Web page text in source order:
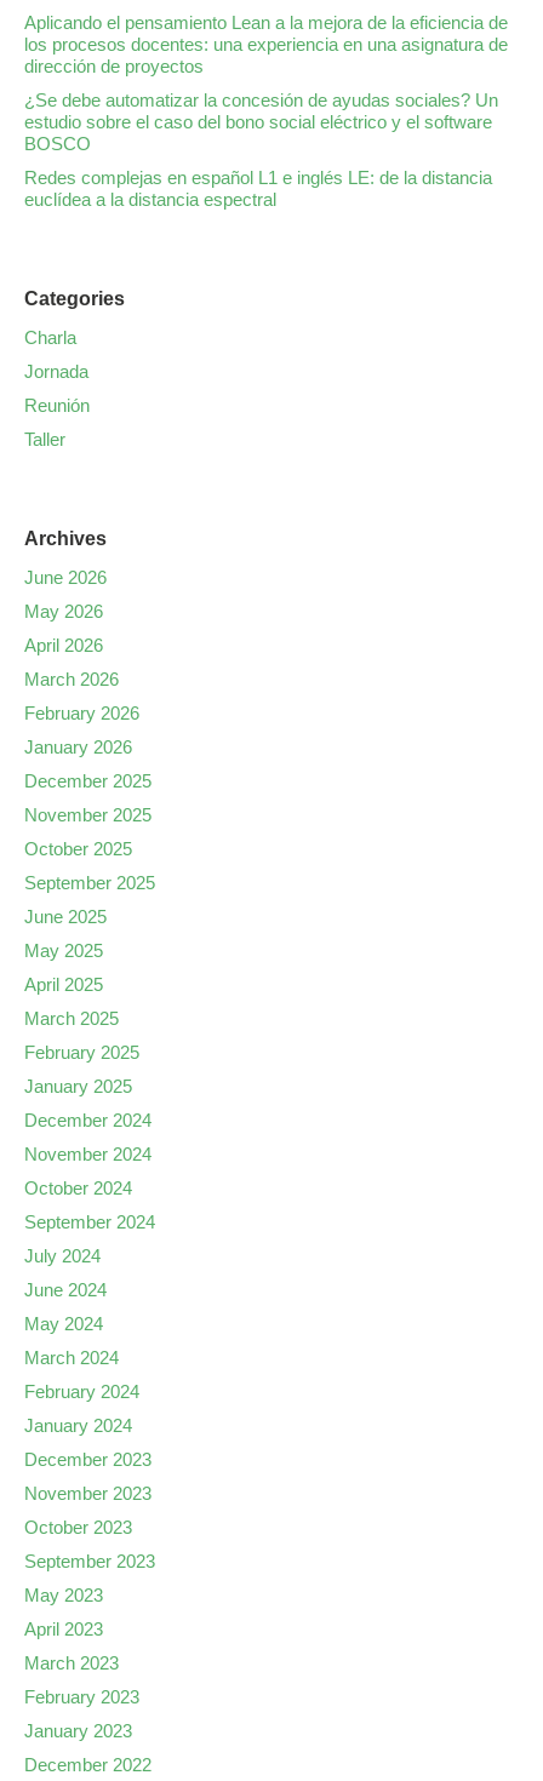
Aplicando el pensamiento Lean a la mejora de la eficiencia de
los procesos docentes: una experiencia en una asignatura de
dirección de proyectos
¿Se debe automatizar la concesión de ayudas sociales? Un
estudio sobre el caso del bono social eléctrico y el software
BOSCO
Redes complejas en español L1 e inglés LE: de la distancia
euclídea a la distancia espectral
Categories
Charla
Jornada
Reunión
Taller
Archives
June 2026
May 2026
April 2026
March 2026
February 2026
January 2026
December 2025
November 2025
October 2025
September 2025
June 2025
May 2025
April 2025
March 2025
February 2025
January 2025
December 2024
November 2024
October 2024
September 2024
July 2024
June 2024
May 2024
March 2024
February 2024
January 2024
December 2023
November 2023
October 2023
September 2023
May 2023
April 2023
March 2023
February 2023
January 2023
December 2022